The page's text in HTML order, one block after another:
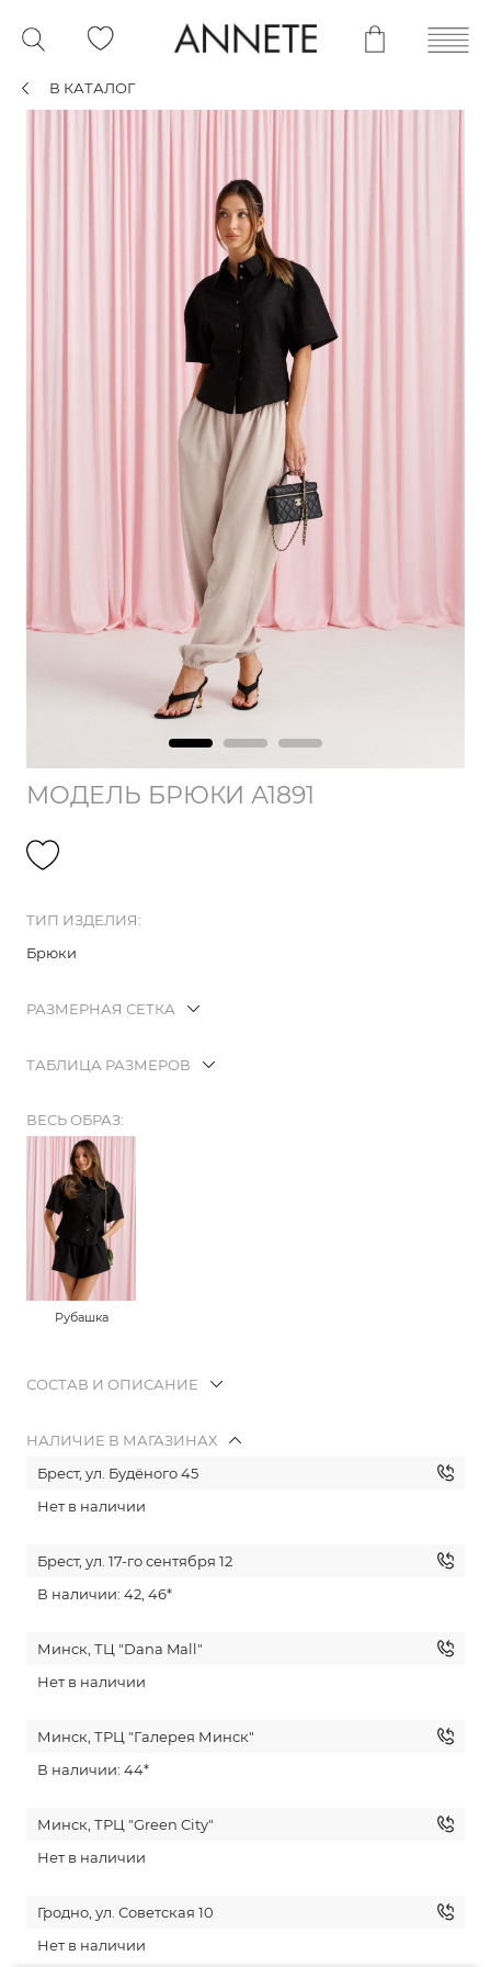
В КАТАЛОГ
МОДЕЛЬ БРЮКИ А1891
ТИП ИЗДЕЛИЯ:
Брюки
РАЗМЕРНАЯ СЕТКА
ТАБЛИЦА РАЗМЕРОВ
ВЕСЬ ОБРАЗ:
Рубашка
СОСТАВ И ОПИСАНИЕ
НАЛИЧИЕ В МАГАЗИНАХ
Брест, ул. Будёного 45
Нет в наличии
Брест, ул. 17-го сентября 12
В наличии: 42, 46*
Минск, ТЦ "Dana Mall"
Нет в наличии
Минск, ТРЦ "Галерея Минск"
В наличии: 44*
Минск, ТРЦ "Green City"
Нет в наличии
Гродно, ул. Советская 10
Нет в наличии